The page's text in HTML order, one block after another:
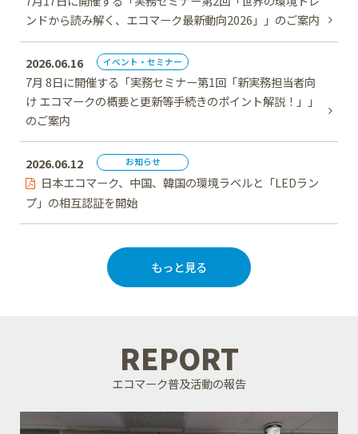
ンドから読み解く、エコマーク最新動向2026」」のご案内
2026.06.16 イベント・セミナー
7月 8日に開催する「実務セミナー第1回「新実務担当者向
け エコマークの概要と更新等手続きのポイント解説！」」
のご案内
2026.06.12 お知らせ
日本エコマーク、中国、韓国の環境ラベルと「LEDラン
プ」の相互認証を開始
もっと見る
REPORT
エコマーク普及活動の報告